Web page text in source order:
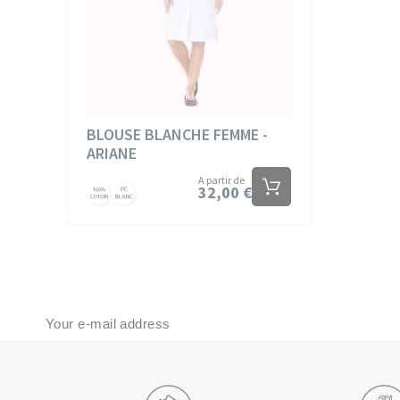
BLOUSE BLANCHE FEMME -
ARIANE
A partir de
32,00 €
Coton
PC